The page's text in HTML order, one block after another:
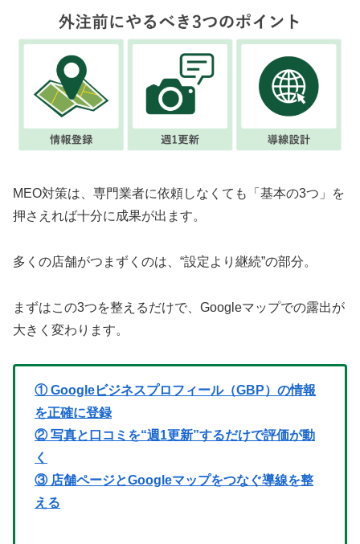
MEO対策は、専門業者に依頼しなくても「基本の3つ」を
押さえれば十分に成果が出ます。
多くの店舗がつまずくのは、“設定より継続”の部分。
まずはこの3つを整えるだけで、Googleマップでの露出が
大きく変わります。
① Googleビジネスプロフィール（GBP）の情報
を正確に登録
② 写真と口コミを“週1更新”するだけで評価が動
く
③ 店舗ページとGoogleマップをつなぐ導線を整
える